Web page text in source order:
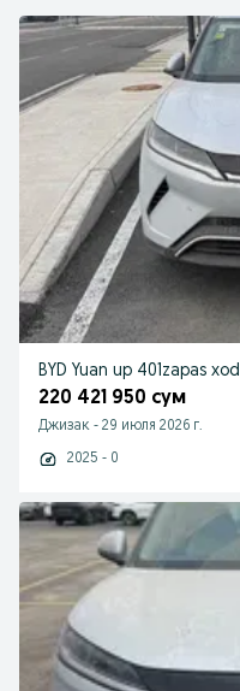
BYD Yuan up 401zapas xod
220 421 950 сум
Джизак - 29 июля 2026 г.
2025 - 0